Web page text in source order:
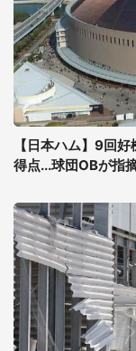
【日本ハム】9回
得点...球団OBが指